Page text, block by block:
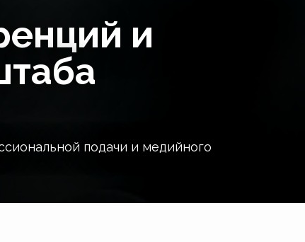
и
подачи и медийного